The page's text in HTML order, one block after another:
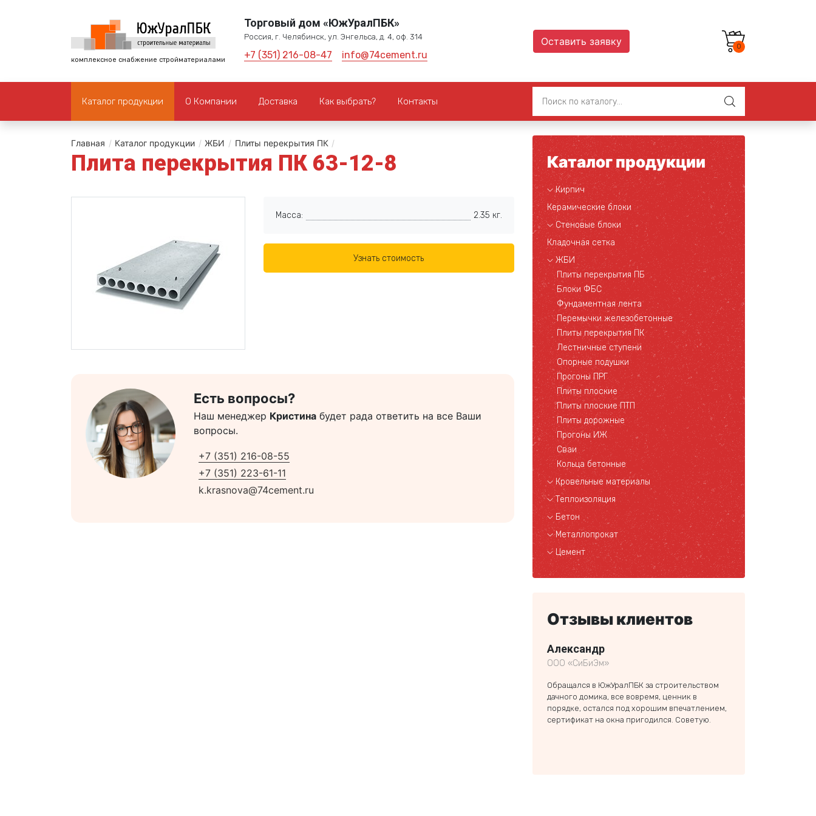
комплексное снабжение стройматериалами
Торговый дом «ЮжУралПБК»
Россия, г. Челябинск, ул. Энгельса, д. 4, оф. 314
+7 (351) 216-08-47 info@74cement.ru
Оставить заявку 0
Каталог продукции О Компании Доставка Как выбрать? Контакты
Главная / Каталог продукции / ЖБИ / Плиты перекрытия ПК /
Плита перекрытия ПК 63-12-8
Масса: 2.35 кг.
Узнать стоимость
Есть вопросы?
Наш менеджер Кристина будет рада ответить на все Ваши
вопросы.
+7 (351) 216-08-55
+7 (351) 223-61-11
k.krasnova@74cement.ru
Каталог продукции
Кирпич
Керамические блоки
Стеновые блоки
Кладочная сетка
ЖБИ
Плиты перекрытия ПБ
Блоки ФБС
Фундаментная лента
Перемычки железобетонные
Плиты перекрытия ПК
Лестничные ступени
Опорные подушки
Прогоны ПРГ
Плиты плоские
Плиты плоские ПТП
Плиты дорожные
Прогоны ИЖ
Сваи
Кольца бетонные
Кровельные материалы
Теплоизоляция
Бетон
Металлопрокат
Цемент
Отзывы клиентов
Александр
ООО «СиБиЭм»
Обращался в ЮжУралПБК за строительством
дачного домика, все вовремя, ценник в
порядке, остался под хорошим впечатлением,
сертификат на окна пригодился. Советую.